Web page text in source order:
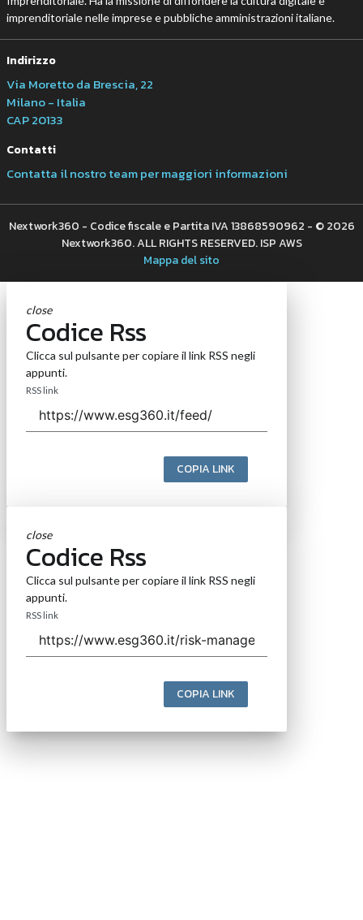
imprenditoriale nelle imprese e pubbliche amministrazioni italiane.
Indirizzo
Via Moretto da Brescia, 22
Milano - Italia
CAP 20133
Contatti
Contatta il nostro team per maggiori informazioni
Nextwork360 - Codice fiscale e Partita IVA 13868590962 - © 2026
Nextwork360. ALL RIGHTS RESERVED. ISP AWS
Mappa del sito
close
Codice Rss
Clicca sul pulsante per copiare il link RSS negli
appunti.
RSS link
COPIA LINK
close
Codice Rss
Clicca sul pulsante per copiare il link RSS negli
appunti.
RSS link
COPIA LINK